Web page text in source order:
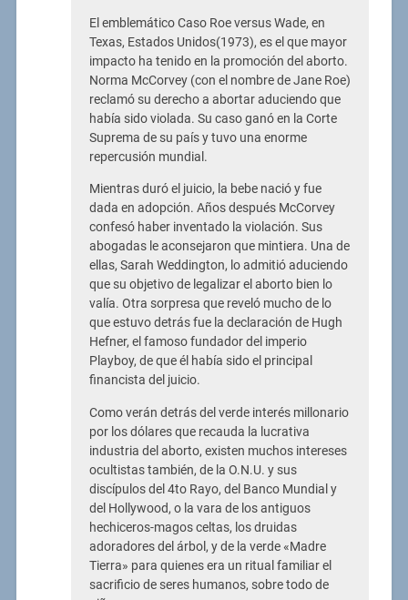
El emblemático Caso Roe versus Wade, en
Texas, Estados Unidos(1973), es el que mayor
impacto ha tenido en la promoción del aborto.
Norma McCorvey (con el nombre de Jane Roe)
reclamó su derecho a abortar aduciendo que
había sido violada. Su caso ganó en la Corte
Suprema de su país y tuvo una enorme
repercusión mundial.
Mientras duró el juicio, la bebe nació y fue
dada en adopción. Años después McCorvey
confesó haber inventado la violación. Sus
abogadas le aconsejaron que mintiera. Una de
ellas, Sarah Weddington, lo admitió aduciendo
que su objetivo de legalizar el aborto bien lo
valía. Otra sorpresa que reveló mucho de lo
que estuvo detrás fue la declaración de Hugh
Hefner, el famoso fundador del imperio
Playboy, de que él había sido el principal
financista del juicio.
Como verán detrás del verde interés millonario
por los dólares que recauda la lucrativa
industria del aborto, existen muchos intereses
ocultistas también, de la O.N.U. y sus
discípulos del 4to Rayo, del Banco Mundial y
del Hollywood, o la vara de los antiguos
hechiceros-magos celtas, los druidas
adoradores del árbol, y de la verde «Madre
Tierra» para quienes era un ritual familiar el
sacrificio de seres humanos, sobre todo de